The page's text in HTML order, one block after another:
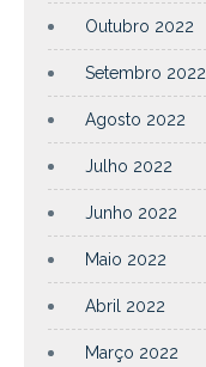
Outubro 2022
Setembro 2022
Agosto 2022
Julho 2022
Junho 2022
Maio 2022
Abril 2022
Março 2022